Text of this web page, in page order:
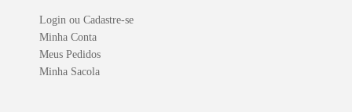
Login ou Cadastre-se
Minha Conta
Meus Pedidos
Minha Sacola